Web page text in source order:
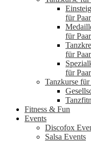
für
für
für
für
Tanzkurse für
Fitness & Fun
Events
Discofox
Salsa Events